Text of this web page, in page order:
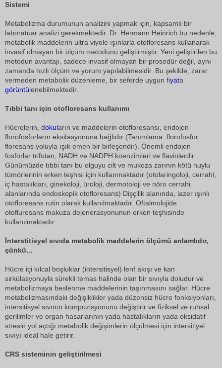
Sistemi
Metabolizma durumunun analizini yapmak için, kapsamlı bir
laboratuar analizi gerekmektedir. Dr. Hermann Heinrich bu nedenle,
metabolik maddelerin ultra viyole ışınlarla otofloresans kullanarak
invasif olmayan bir ölçüm metodunu geliştirmiştir. Yeni geliştirilen bu
metodun avantajı, sadece invasif olmayan bir prosedür değil, aynı
zamanda hızlı ölçüm ve yorum yapılabilmesidir. Bu şekilde, zarar
vermeden metabolik düzenleme, bir seferde uygun fiyata
görüntülenebilmektedir.
Tıbbi tanı için otofloresans kullanımı
Hücrelerin, dokuların ve maddelerin otofloresansı, endojen
florofosforların eksitasyonuna bağlıdır (Tanımlama: florofosfor,
floresans yoluyla ışık emen bir birleşendir). Önemli endojen
fosforlar trifotan, NADH ve NADPH koenzimleri ve flavinlerdir.
Günümüzde tıbbi tanı bu olguyu cilt ve mukoza zarının kötü huylu
tümörlerinin erken teşhisi için kullanmaktadır (otolaringoloji, cerrahi,
iç hastalıkları, ginekoloji, üroloji, dermotoloji ve nöro cerrahi
alanlarında endoskopik otofloresans) Dişçilik alanında, lazer ışınlı
otofloresans rutin olarak kullanılmaktadır. Oftalmolojide
otofluresans makuza dejenerasyonunun erken teşhisinde
kullanılmaktadır.
İnterstitisyel sıvıda metabolik maddelerin ölçümü anlamlıdır,
çünkü...
Hücre içi kılcal boşluklar (intersitisyel) lenf akışı ve kan
sirkülasyonuyla sürekli temas halinde olan bir sıvıyla doludur ve
metabolizmaya beslenme maddelerinin taşınmasını sağlar. Hücre
metabolizmasındaki değişiklikler yada düzensiz hücre fonksiyonları,
intersitisyel sıvının kompozisyonunu değiştirir ve fiziksel ve ruhsal
gerilimler ve organ hasarlarının yada hastalıkların yada oksidatif
stresin yol açtığı metabolik değişimlerin ölçülmesi için intersitiyel
sıvıyı ideal hale getirir.
CRS sisteminin geliştirilmesi